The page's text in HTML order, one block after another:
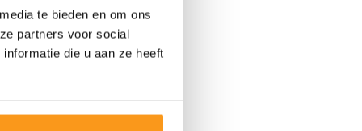
te bieden en om ons
partners voor social
die u aan ze heeft